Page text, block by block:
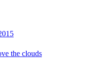
the clouds